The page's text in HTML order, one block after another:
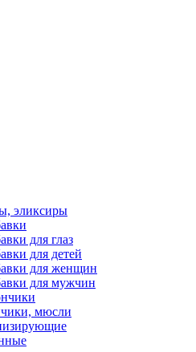
эликсиры
для глаз
для детей
для женщин
для мужчин
мюсли